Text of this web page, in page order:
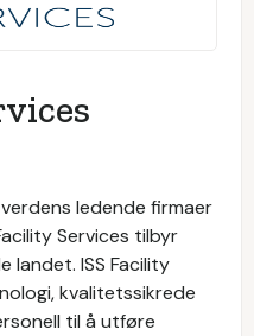
ledende firmaer
Services tilbyr
landet. ISS Facility
kvalitetssikrede
til å utføre